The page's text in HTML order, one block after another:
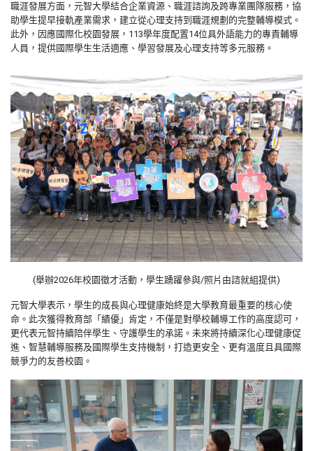
職涯發展方面，元智大學結合企業資源、職涯諮詢及跨專業團隊服務，協
助學生提早接軌產業需求，建立從心理支持到職涯規劃的完整輔導模式。
此外，因應國際化校園發展， 113學年度配置14位具外語能力的專責輔導
人員，提供國際學生生活適應、學習發展及心理支持等多元服務。
(舉辦2026年校園徵才活動，學生踴躍參與/照片由諮就組提供)
元智大學表示，學生的成長與心理健康始終是大學教育最重要的核心使
命。此次獲得教育部「績優」肯定，不僅是對學校輔導工作的高度認可，
更代表元智持續陪伴學生、守護學生的承諾。未來將持續深化心理健康促
進、智慧輔導服務及國際學生支持機制，打造更安全、更有溫度且具國際
競爭力的友善校園。